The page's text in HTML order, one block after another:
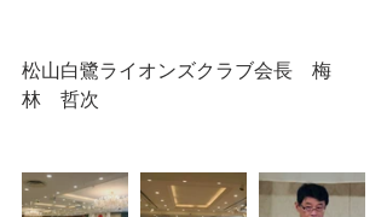
松山白鷺ライオンズクラブ会長　梅
林　哲次